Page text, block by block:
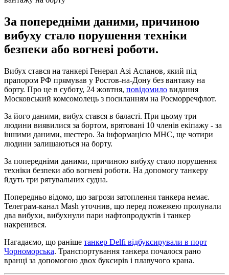
За попередніми даними, причиною
вибуху стало порушення техніки
безпеки або вогневі роботи.
Вибух стався на танкері Генерал Азі Асланов, який під
прапором РФ прямував у Ростов-на-Дону без вантажу на
борту. Про це в суботу, 24 жовтня, повідомило видання
Московський комсомолець з посиланням на Росморречфлот.
За його даними, вибух стався в баласті. При цьому три
людини виявилися за бортом, врятовані 10 членів екіпажу - за
іншими даними, шестеро. За інформацією МНС, ще чотири
людини залишаються на борту.
За попередніми даними, причиною вибуху стало порушення
техніки безпеки або вогневі роботи. На допомогу танкеру
йдуть три рятувальних судна.
Попередньо відомо, що загрози затоплення танкера немає.
Телеграм-канал Mash уточнив, що перед пожежею пролунали
два вибухи, вибухнули пари нафтопродуктів і танкер
накренився.
Нагадаємо, що раніше танкер Delfi відбуксирували в порт
Чорноморська. Транспортування танкера почалося рано
вранці за допомогою двох буксирів і плавучого крана.